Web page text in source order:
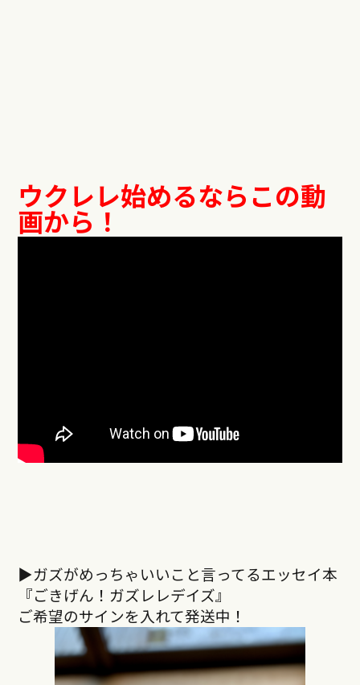
ウクレレ始めるならこの動
画から！
▶︎ガズがめっちゃいいこと言ってるエッセイ本
『ごきげん！ガズレレデイズ』
ご希望のサインを入れて発送中！